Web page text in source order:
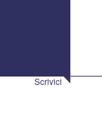
Scrivici